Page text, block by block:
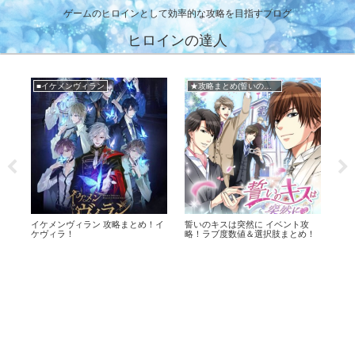
ゲームのヒロインとして効率的な攻略を目指すブログ
ヒロインの達人
★攻略まとめ(ミラプリ)
鏡の中のプリンセス (ミラプリ) 攻
略まとめ！
★攻略まとめ(王子EK)
王子様のプロポーズEK イベント攻
略！ラブ度数値＆選択肢まとめ！